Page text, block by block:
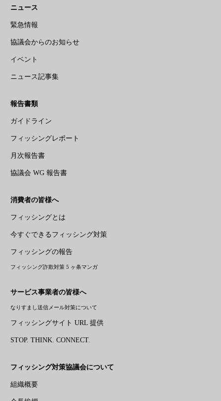
ニュース
緊急情報
協議会からのお知らせ
イベント
ニュース記事集
報告書類
ガイドライン
フィッシングレポート
月次報告書
協議会 WG 報告書
消費者の皆様へ
フィッシングとは
今すぐできるフィッシング対策
フィッシングの報告
フィッシング詐欺対策 5 ヶ条マンガ
サービス事業者の皆様へ
なりすまし送信メール対策について
フィッシングサイト URL 提供
STOP. THINK. CONNECT.
フィッシング対策協議会について
組織概要